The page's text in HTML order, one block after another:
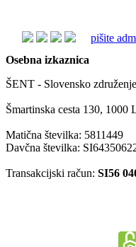
pišite
Osebna izkaznica
ŠENT - Slovensko
Šmartinska cesta 130, 1000
Matična številka: 5811449
Davčna številka:
Transakcijski račun: SI56